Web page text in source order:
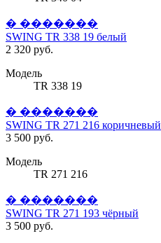
� �������
SWING TR 338 19 белый
2 320 руб.
Модель
TR 338 19
� �������
SWING TR 271 216 коричневый
3 500 руб.
Модель
TR 271 216
� �������
SWING TR 271 193 чёрный
3 500 руб.